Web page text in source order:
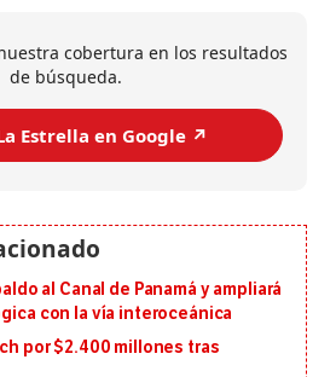
cobertura en los resultados
de búsqueda.
Estrella en Google ↗️
al Canal de Panamá y ampliará
con la vía interoceánica
por $2.400 millones tras